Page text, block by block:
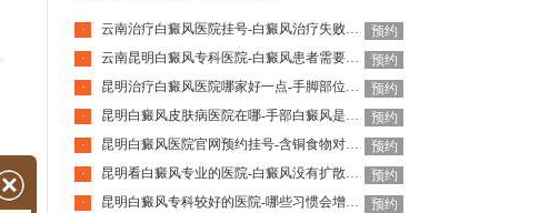
· 云南治疗白癜风医院挂号-白癜风治疗失败常见原因
预约
·
云南昆明白癜风专科医院-白癜风患者需要补充什么营养呢
预约
·
昆明治疗白癜风医院哪家好一点-手脚部位的白癜风为什么难恢复呢
预约
·
昆明白癜风皮肤病医院在哪-手部白癜风是什么引起的
预约
·
昆明白癜风医院官网预约挂号-含铜食物对白癜风有好处吗
预约
·
昆明看白癜风专业的医院-白癜风没有扩散就可以不治吗
预约
·
昆明白癜风专科较好的医院-哪些习惯会增加白癜风发病风险呢
预约